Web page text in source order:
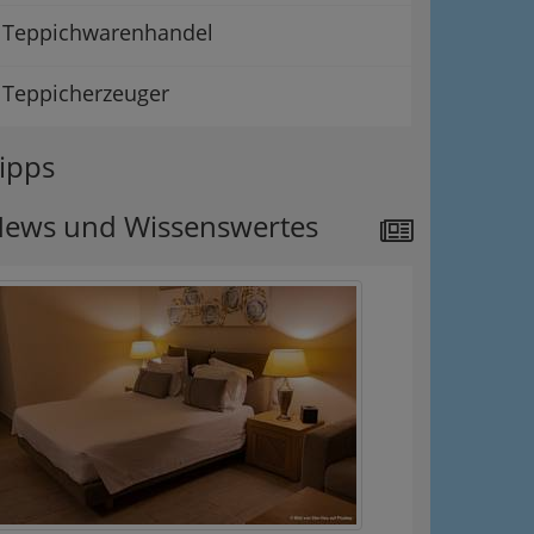
Teppichwarenhandel
Teppicherzeuger
und Wissenswertes